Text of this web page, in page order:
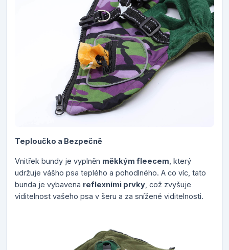
Teploučko a Bezpečně
Vnitřek bundy je vyplněn měkkým fleecem , který
udržuje vášho psa teplého a pohodlného. A co víc, tato
bunda je vybavena reflexními prvky , což zvyšuje
viditelnost vašeho psa v šeru a za snížené viditelnosti.